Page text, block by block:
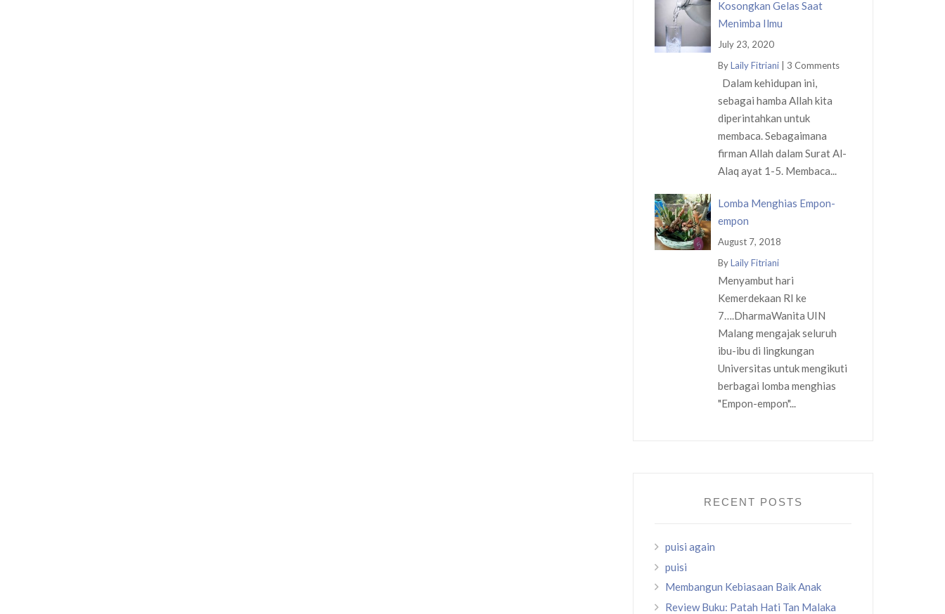
Kosongkan Gelas Saat
Menimba Ilmu
July 23, 2020
ByLaily Fitriani | 3 Comments
Dalam kehidupan ini,
sebagai hamba Allah kita
diperintahkan untuk
membaca. Sebagaimana
firman Allah dalam Surat Al-
Alaq ayat 1-5. Membaca...
Lomba Menghias Empon-
empon
August 7, 2018
ByLaily Fitriani
Menyambut hari
Kemerdekaan RI ke
7….DharmaWanita UIN
Malang mengajak seluruh
ibu-ibu di lingkungan
Universitas untuk mengikuti
berbagai lomba menghias
"Empon-empon"...
RECENT POSTS
puisi again
puisi
Membangun Kebiasaan Baik Anak
Review Buku: Patah Hati Tan Malaka